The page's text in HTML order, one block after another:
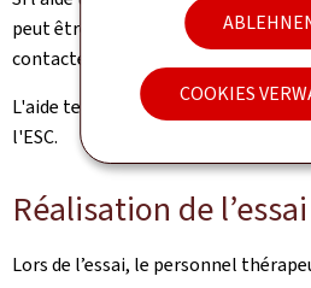
COOKIES
peut être réalisé directement.
contacter la Helpline AT de
L'aide technique demandée sera
l'ESC.
Réalisation de l’essai
Lors de l’essai, le personnel